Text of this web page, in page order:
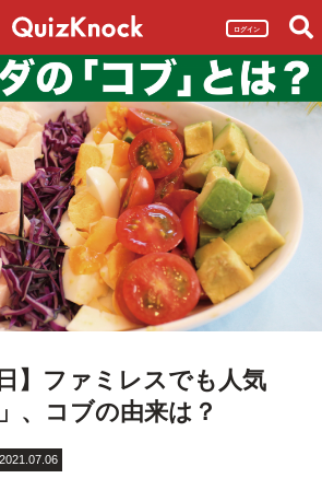
ログイン
】ファミレスでも人気
、コブの由来は？
2021.07.06